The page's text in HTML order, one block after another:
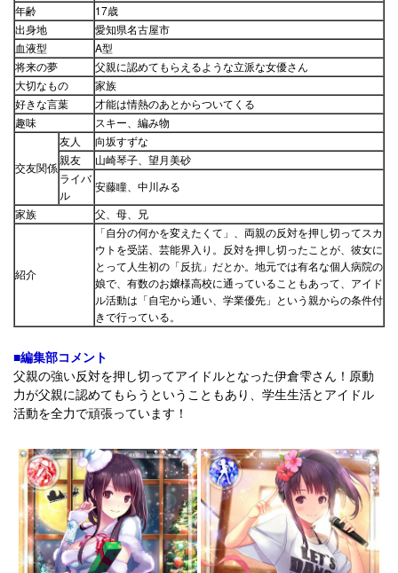
年齢
17歳
出身地
愛知県名古屋市
血液型
A型
将来の夢
父親に認めてもらえるような立派な女優さん
大切なもの
家族
好きな言葉
才能は情熱のあとからついてくる
趣味
スキー、編み物
交友関係
友人
向坂すずな
親友
山崎琴子、望月美砂
ライバ
ル
安藤瞳、中川みる
家族
父、母、兄
紹介
「自分の何かを変えたくて」、両親の反対を押し切ってスカ
ウトを受諾、芸能界入り。反対を押し切ったことが、彼女に
とって人生初の「反抗」だとか。地元では有名な個人病院の
娘で、有数のお嬢様高校に通っていることもあって、アイド
ル活動は「自宅から通い、学業優先」という親からの条件付
きで行っている。
■編集部コメント
父親の強い反対を押し切ってアイドルとなった伊倉雫さん！原動
力が父親に認めてもらうということもあり、学生生活とアイドル
活動を全力で頑張っています！